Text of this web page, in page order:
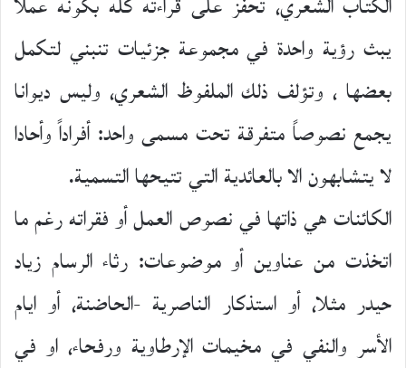
يبث رؤية واحدة في مجموعة جزئيات تنبني لتكمل
بعضها ، وتؤلف ذلك الملفوظ الشعري، وليس ديوانا
يجمع نصوصاً متفرقة تحت مسمى واحد: أفراداً وأحادا
لا يتشابهون الا بالعائدية التي تتيحها التسمية.
الكائنات هي ذاتها في نصوص العمل أو فقراته رغم ما
اتخذت من عناوين أو موضوعات: رثاء الرسام زياد
حيدر مثلا، أو استذكار الناصرية -الحاضنة، أو ايام
الأسر والنفي في مخيمات الإرطاوية ورفحاء، او في